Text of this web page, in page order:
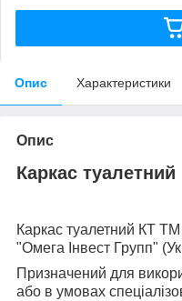
Опис Характеристики
Опис
Каркас туалетний
Каркас туалетний КТ
"Омега Інвест Групп"
Призначений для
або в умовах